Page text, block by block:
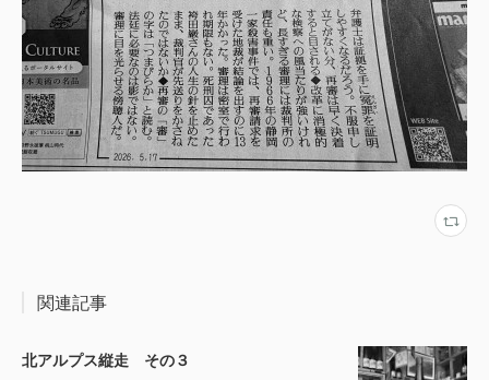
関連記事
北アルプス縦走 その３